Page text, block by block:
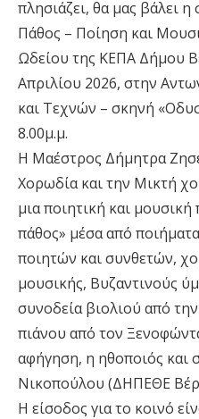
πλησιάζει, θα μας βάλει η
Πάθος – Ποίηση και
Ωδείου της ΚΕΠΑ Δήμου
Απριλίου 2026, στην
και Τεχνών – σκηνή
8.00μ.μ.
Η Μαέστρος Δήμητρα
Χορωδία και την Μικτή
μια ποιητική και
πάθος» μέσα από
ποιητών και συνθετών,
μουσικής, Βυζαντινούς
συνοδεία βιολιού από
πιάνου από τον
αφήγηση, η ηθοποιός και
Νικοπούλου (ΔΗΠΕΘΕ
Η είσοδος για το κοινό